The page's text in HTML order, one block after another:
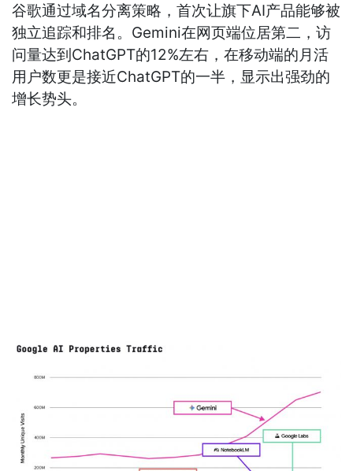
谷歌通过域名分离策略，首次让旗下AI产品能够被
独立追踪和排名。Gemini在网页端位居第二，访
问量达到ChatGPT的12%左右，在移动端的月活
用户数更是接近ChatGPT的一半，显示出强劲的
增长势头。